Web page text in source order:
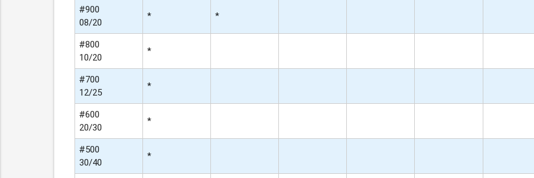
#900
08/20
* *
#800
10/20
*
#700
12/25
*
#600
20/30
*
#500
30/40
*